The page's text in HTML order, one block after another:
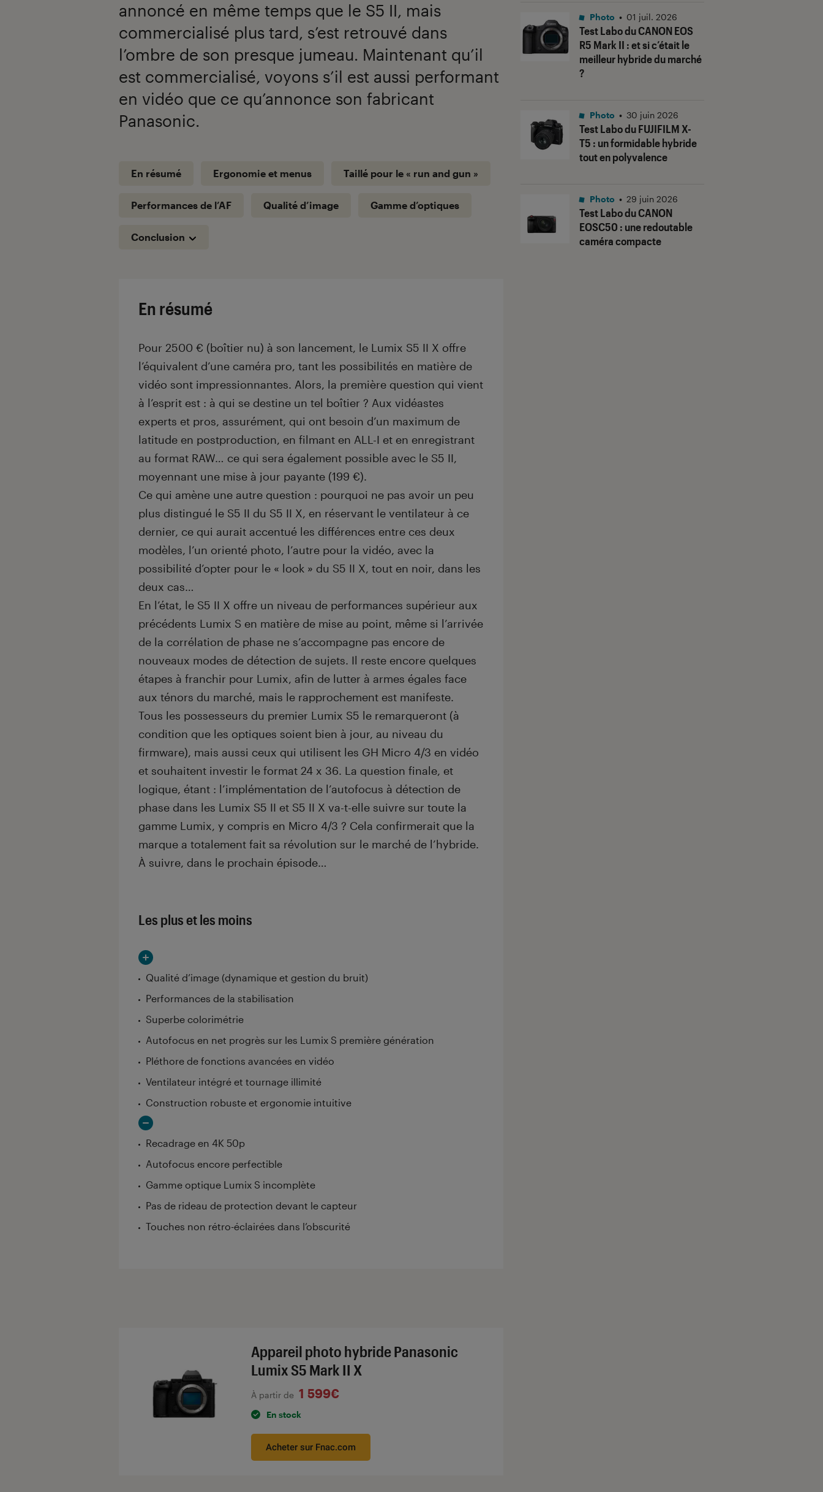
annoncé en même temps que le S5 II, mais
commercialisé plus tard, s’est retrouvé dans
l’ombre de son presque jumeau. Maintenant qu’il
est commercialisé, voyons s’il est aussi performant
en vidéo que ce qu’annonce son fabricant
Panasonic.
En résumé Ergonomie et menus Taillé pour le « run and gun »
Performances de l’AF Qualité d’image Gamme d’optiques
Conclusion
En résumé
Pour 2500 € (boîtier nu) à son lancement, le Lumix S5 II X offre
l’équivalent d’une caméra pro, tant les possibilités en matière de
vidéo sont impressionnantes. Alors, la première question qui vient
à l’esprit est : à qui se destine un tel boîtier ? Aux vidéastes
experts et pros, assurément, qui ont besoin d’un maximum de
latitude en postproduction, en filmant en ALL-I et en enregistrant
au format RAW… ce qui sera également possible avec le S5 II,
moyennant une mise à jour payante (199 €).
Ce qui amène une autre question : pourquoi ne pas avoir un peu
plus distingué le S5 II du S5 II X, en réservant le ventilateur à ce
dernier, ce qui aurait accentué les différences entre ces deux
modèles, l’un orienté photo, l’autre pour la vidéo, avec la
possibilité d’opter pour le « look » du S5 II X, tout en noir, dans les
deux cas…
En l’état, le S5 II X offre un niveau de performances supérieur aux
précédents Lumix S en matière de mise au point, même si l’arrivée
de la corrélation de phase ne s’accompagne pas encore de
nouveaux modes de détection de sujets. Il reste encore quelques
étapes à franchir pour Lumix, afin de lutter à armes égales face
aux ténors du marché, mais le rapprochement est manifeste.
Tous les possesseurs du premier Lumix S5 le remarqueront (à
condition que les optiques soient bien à jour, au niveau du
firmware), mais aussi ceux qui utilisent les GH Micro 4/3 en vidéo
et souhaitent investir le format 24 x 36. La question finale, et
logique, étant : l’implémentation de l’autofocus à détection de
phase dans les Lumix S5 II et S5 II X va-t-elle suivre sur toute la
gamme Lumix, y compris en Micro 4/3 ? Cela confirmerait que la
marque a totalement fait sa révolution sur le marché de l’hybride.
À suivre, dans le prochain épisode…
Les plus et les moins
Qualité d’image (dynamique et gestion du bruit)
Performances de la stabilisation
Superbe colorimétrie
Autofocus en net progrès sur les Lumix S première génération
Pléthore de fonctions avancées en vidéo
Ventilateur intégré et tournage illimité
Construction robuste et ergonomie intuitive
Recadrage en 4K 50p
Autofocus encore perfectible
Gamme optique Lumix S incomplète
Pas de rideau de protection devant le capteur
Touches non rétro-éclairées dans l’obscurité
Appareil photo hybride Panasonic
Lumix S5 Mark II X
À partir de 1 599€
En stock
Acheter sur Fnac.com
Test Labo du CANON EOS
R5 Mark II : et si c’était le
meilleur hybride du marché
?
Photo • 01 juil. 2026
Test Labo du FUJIFILM X-
T5 : un formidable hybride
tout en polyvalence
Photo • 30 juin 2026
Test Labo du CANON
EOSC50 : une redoutable
caméra compacte
Photo • 29 juin 2026